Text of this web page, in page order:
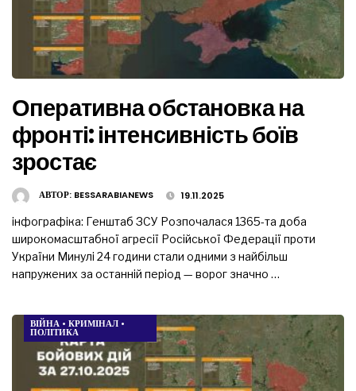
Оперативна обстановка на
фронті: інтенсивність боїв
зростає
АВТОР: BESSARABIANEWS 19.11.2025
інфографіка: Генштаб ЗСУ Розпочалася 1365-та доба
широкомасштабної агресії Російської Федерації проти
України Минулі 24 години стали одними з найбільш
напружених за останній період — ворог значно …
ВІЙНА • КРИМІНАЛ •
ПОЛІТИКА